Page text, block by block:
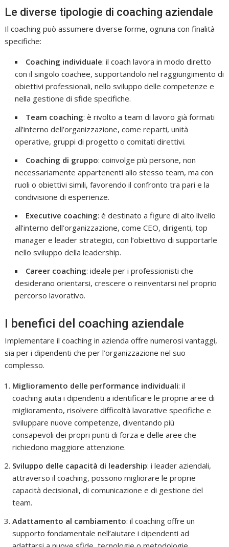
Le diverse tipologie di coaching aziendale
Il coaching può assumere diverse forme, ognuna con finalità
specifiche:
Coaching individuale: il coach lavora in modo diretto
con il singolo coachee, supportandolo nel raggiungimento di
obiettivi professionali, nello sviluppo delle competenze e
nella gestione di sfide specifiche.
Team coaching: è rivolto a team di lavoro già formati
all’interno dell’organizzazione, come reparti, unità
operative, gruppi di progetto o comitati direttivi.
Coaching di gruppo: coinvolge più persone, non
necessariamente appartenenti allo stesso team, ma con
ruoli o obiettivi simili, favorendo il confronto tra pari e la
condivisione di esperienze.
Executive coaching: è destinato a figure di alto livello
all’interno dell’organizzazione, come CEO, dirigenti, top
manager e leader strategici, con l’obiettivo di supportarle
nello sviluppo della leadership.
Career coaching: ideale per i professionisti che
desiderano orientarsi, crescere o reinventarsi nel proprio
percorso lavorativo.
I benefici del coaching aziendale
Implementare il coaching in azienda offre numerosi vantaggi,
sia per i dipendenti che per l’organizzazione nel suo
complesso.
Miglioramento delle performance individuali: il
coaching aiuta i dipendenti a identificare le proprie aree di
miglioramento, risolvere difficoltà lavorative specifiche e
sviluppare nuove competenze, diventando più
consapevoli dei propri punti di forza e delle aree che
richiedono maggiore attenzione.
Sviluppo delle capacità di leadership: i leader aziendali,
attraverso il coaching, possono migliorare le proprie
capacità decisionali, di comunicazione e di gestione del
team.
Adattamento al cambiamento: il coaching offre un
supporto fondamentale nell’aiutare i dipendenti ad